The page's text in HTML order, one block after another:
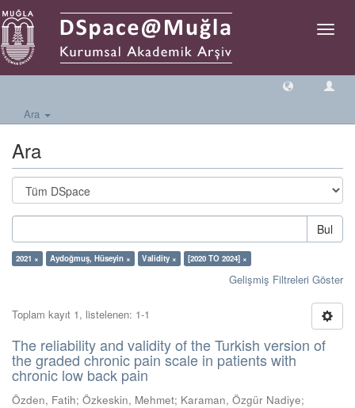
Geçiş
Ara
Ara
Bul
2021 × Aydoğmuş, Hüseyin × Validity × [2020 TO 2024] ×
Gelişmiş Filtreleri Göster
Toplam kayıt 1, listelenen: 1-1
The reliability and validity of the Turkish version of
the graded chronic pain scale in patients with
chronic low back pain
Özden, Fatih; Özkeskin, Mehmet; Karaman, Özgür Nadiye;